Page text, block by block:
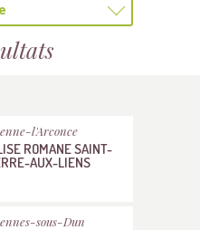
l'Arconce
ROMANE SAINT-
AUX-LIENS
sous-Dun